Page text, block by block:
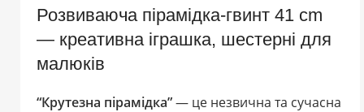
Розвиваюча пірамідка-гвинт 41 cm
— креативна іграшка, шестерні для
малюків
“Крутезна пірамідка”— це незвична та сучасна